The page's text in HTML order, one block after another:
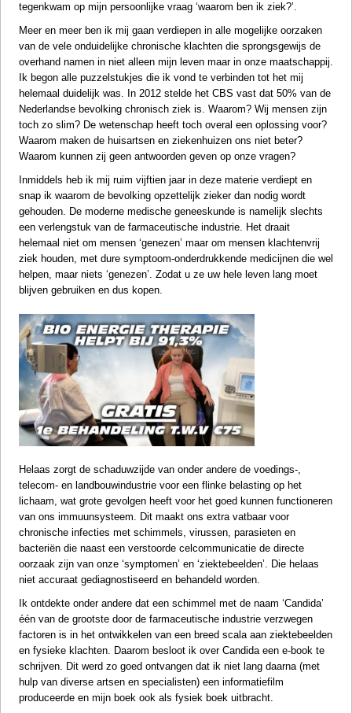
tegenkwam op mijn persoonlijke vraag ‘waarom ben ik ziek?’.
Meer en meer ben ik mij gaan verdiepen in alle mogelijke oorzaken
van de vele onduidelijke chronische klachten die sprongsgewijs de
overhand namen in niet alleen mijn leven maar in onze maatschappij.
Ik begon alle puzzelstukjes die ik vond te verbinden tot het mij
helemaal duidelijk was. In 2012 stelde het CBS vast dat 50% van de
Nederlandse bevolking chronisch ziek is. Waarom? Wij mensen zijn
toch zo slim? De wetenschap heeft toch overal een oplossing voor?
Waarom maken de huisartsen en ziekenhuizen ons niet beter?
Waarom kunnen zij geen antwoorden geven op onze vragen?
Inmiddels heb ik mij ruim vijftien jaar in deze materie verdiept en
snap ik waarom de bevolking opzettelijk zieker dan nodig wordt
gehouden. De moderne medische geneeskunde is namelijk slechts
een verlengstuk van de farmaceutische industrie. Het draait
helemaal niet om mensen ‘genezen’ maar om mensen klachtenvrij
ziek houden, met dure symptoom-onderdrukkende medicijnen die wel
helpen, maar niets ‘genezen’. Zodat u ze uw hele leven lang moet
blijven gebruiken en dus kopen.
Helaas zorgt de schaduwzijde van onder andere de voedings-,
telecom- en landbouwindustrie voor een flinke belasting op het
lichaam, wat grote gevolgen heeft voor het goed kunnen functioneren
van ons immuunsysteem. Dit maakt ons extra vatbaar voor
chronische infecties met schimmels, virussen, parasieten en
bacteriën die naast een verstoorde celcommunicatie de directe
oorzaak zijn van onze ‘symptomen’ en ‘ziektebeelden’. Die helaas
niet accuraat gediagnostiseerd en behandeld worden.
Ik ontdekte onder andere dat een schimmel met de naam ‘Candida’
één van de grootste door de farmaceutische industrie verzwegen
factoren is in het ontwikkelen van een breed scala aan ziektebeelden
en fysieke klachten. Daarom besloot ik over Candida een e-book te
schrijven. Dit werd zo goed ontvangen dat ik niet lang daarna (met
hulp van diverse artsen en specialisten) een informatiefilm
produceerde en mijn boek ook als fysiek boek uitbracht.